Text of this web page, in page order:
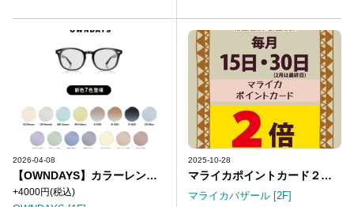
2026-04-08
【OWNDAYS】カラーレンズ新色7色登場!
+4000円(税込)
2025-10-28
マライカポイントカード２倍デー開催します！
マライカバザール [2F]